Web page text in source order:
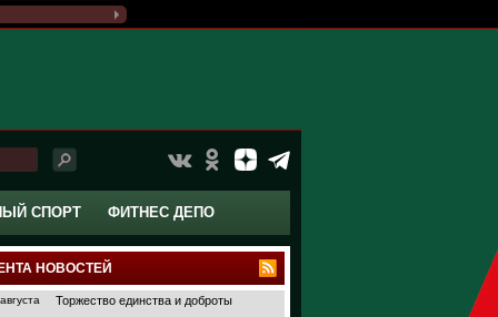
СПОРТ ФИТНЕС ДЕПО
НОВОСТЕЙ
Торжество единства и доброты